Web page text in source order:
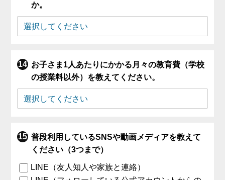
か。
お子さま1人あたりにかかる月々の教育費（学校
の授業料以外）を教えてください。
普段利用しているSNSや動画メディアを教えて
ください（3つまで）
LINE（友人知人や家族と連絡）